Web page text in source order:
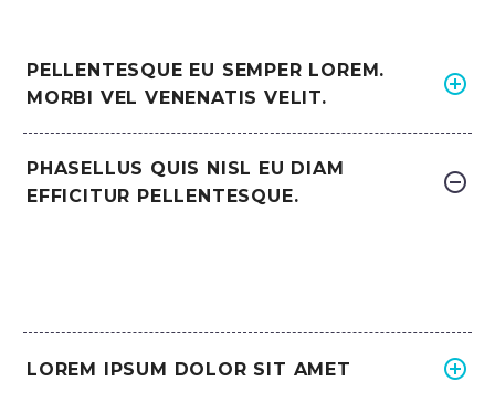
PELLENTESQUE EU SEMPER LOREM.
MORBI VEL VENENATIS VELIT.
PHASELLUS QUIS NISL EU DIAM
EFFICITUR PELLENTESQUE.
LOREM IPSUM DOLOR SIT AMET